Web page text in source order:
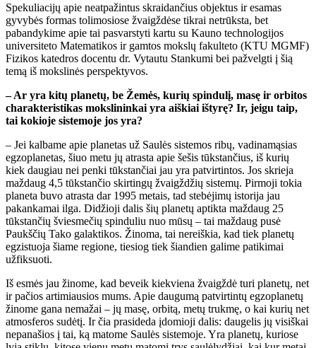
Spekuliacijų apie neatpažintus skraidančius objektus ir esamas
gyvybės formas tolimosiose žvaigždėse tikrai netrūksta, bet
pabandykime apie tai pasvarstyti kartu su Kauno technologijos
universiteto Matematikos ir gamtos mokslų fakulteto (KTU MGMF)
Fizikos katedros docentu dr. Vytautu Stankumi bei pažvelgti į šią
temą iš mokslinės perspektyvos.
– Ar yra kitų planetų, be Žemės, kurių spindulį, masę ir orbitos
charakteristikas mokslininkai yra aiškiai ištyrę? Ir, jeigu taip,
tai kokioje sistemoje jos yra?
– Jei kalbame apie planetas už Saulės sistemos ribų, vadinamąsias
egzoplanetas, šiuo metu jų atrasta apie šešis tūkstančius, iš kurių
kiek daugiau nei penki tūkstančiai jau yra patvirtintos. Jos skrieja
maždaug 4,5 tūkstančio skirtingų žvaigždžių sistemų. Pirmoji tokia
planeta buvo atrasta dar 1995 metais, tad stebėjimų istorija jau
pakankamai ilga. Didžioji dalis šių planetų aptikta maždaug 25
tūkstančių šviesmečių spinduliu nuo mūsų – tai maždaug pusė
Paukščių Tako galaktikos. Žinoma, tai nereiškia, kad tiek planetų
egzistuoja šiame regione, tiesiog tiek šiandien galime patikimai
užfiksuoti.
Iš esmės jau žinome, kad beveik kiekviena žvaigždė turi planetų, net
ir pačios artimiausios mums. Apie daugumą patvirtintų egzoplanetų
žinome gana nemažai – jų masę, orbitą, metų trukmę, o kai kurių net
atmosferos sudėtį. Ir čia prasideda įdomioji dalis: daugelis jų visiškai
nepanašios į tai, ką matome Saulės sistemoje. Yra planetų, kuriose